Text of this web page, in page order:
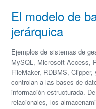
El modelo de
jerárquica
Ejemplos de sistemas de
MySQL, Microsoft Access,
FileMaker, RDBMS,
controlan a las bases de
información estructurada.
relacionales, los